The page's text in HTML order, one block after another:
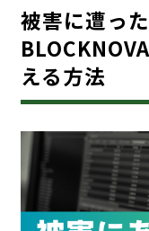
被害に遭っ
える方法